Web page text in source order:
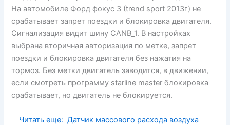
На автомобиле Форд фокус 3 (trend sport 2013г) не
срабатывает запрет поездки и блокировка двигателя.
Сигнализация видит шину CANB_1. В настройках
выбрана вторичная авторизация по метке, запрет
поездки и блокировка двигателя без нажатия на
тормоз. Без метки двигатель заводится, в движении,
если смотреть программу starline master блокировка
срабатывает, но двигатель не блокируется.
Читать еще: Датчик массового расхода воздуха